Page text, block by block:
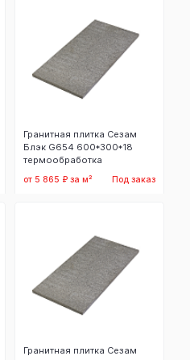
Гранитная плитка Сезам
Блэк G654 600*300*18
термообработка
от 5 865 ₽ за м² Под заказ
Гранитная плитка Сезам